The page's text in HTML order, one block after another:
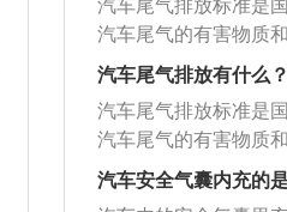
的机械功。柴油是在
嘴喷入气缸的；汽油
吸入的是空气和雾状
塞在汽缸内往复运动
运动到另一端的过程
统，导致生命危险。
物主要是指NO、NO2
的气体，特别是对呼
O2浓度为9.4mg/m2
暴露10分钟，即可造
碳氢化合物：目前还
康的直接危害。但是
境中受强烈太阳光紫
囊充气，使气囊迅速
撞事故时，首先由安
撞击信号，只要达到
器即产生动作并向电
号。电子控制器接收
存储信号进行比较，
用无铅汽油代替四乙
油是用甲荃树丁醚作
铅，而且汽车尾气排
氧化合物、碳氢化合
甲醇燃料：汽油中掺
料，都能在一定程度
汽车尾气排放标准是
汽车尾气的有害物质
的有害物质：汽车尾
的化合物，其中的污
粒、一氧化碳、二氧
物、氮氧化合物、铅
汽车尾气的危害：尾
健康的同时，还会对
汽车尾气排放有什么？
汽车尾气排放标准是
汽车尾气的有害物质
的有害物质：汽车尾
的化合物，其中的污
汽车安全气囊内充的